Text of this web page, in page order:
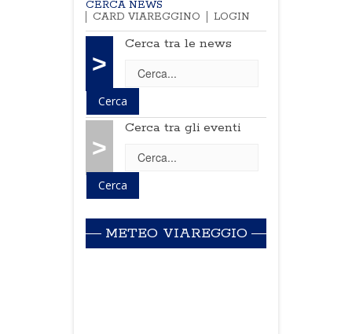
CERCA NEWS
CARD VIAREGGINO
LOGIN
>
Cerca tra le news
>
Cerca tra gli eventi
METEO VIAREGGIO